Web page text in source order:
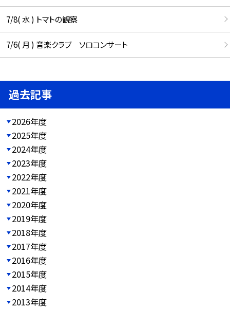
7/8( 水 ) トマトの観察
7/6( 月 ) 音楽クラブ ソロコンサート
過去記事
2026年度
2025年度
2024年度
2023年度
2022年度
2021年度
2020年度
2019年度
2018年度
2017年度
2016年度
2015年度
2014年度
2013年度